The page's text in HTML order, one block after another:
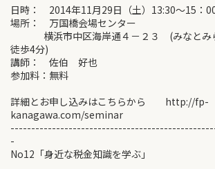
日時： 2014年11月29日（土）13:30～15：
場所： 万国橋会場センター
横浜市中区海岸通４－２３ (みなとみら
徒歩4分)
講師： 佐伯 好也
参加料：無料
詳細とお申し込みはこちらから http://fp-
kanagawa.com/seminar
-
No12「身近な税金知識を学ぶ」